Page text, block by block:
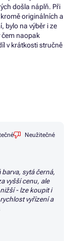
došla náplň. Při
originálních a
bylo na výběr i ze
čem naopak
v krátkosti stručně
Neužitečné
sytá černá,
vyšší cenu, ale
- lze koupit i
vyřízení a